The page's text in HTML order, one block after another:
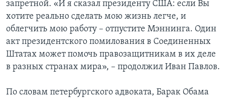
запретной. «И я сказал президенту США: если Вы
хотите реально сделать мою жизнь легче, и
облегчить мою работу – отпустите Мэннинга. Один
акт президентского помилования в Соединенных
Штатах может помочь правозащитникам в их деле
в разных странах мира», – продолжил Иван Павлов.
По словам петербургского адвоката, Барак Обама